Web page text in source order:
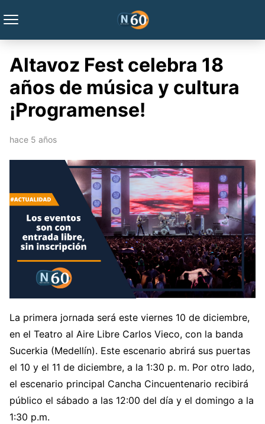
Altavoz Fest celebra 18
años de música y cultura
¡Programense!
hace 5 años
La primera jornada será este viernes 10 de diciembre,
en el Teatro al Aire Libre Carlos Vieco, con la banda
Sucerkia (Medellín). Este escenario abrirá sus puertas
el 10 y el 11 de diciembre, a la 1:30 p. m. Por otro lado,
el escenario principal Cancha Cincuentenario recibirá
público el sábado a las 12:00 del día y el domingo a la
1:30 p.m.